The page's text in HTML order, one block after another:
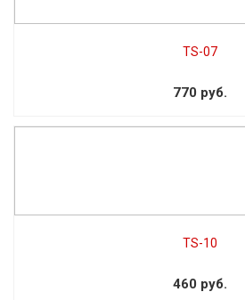
TS-07
770 руб.
TS-10
460 руб.